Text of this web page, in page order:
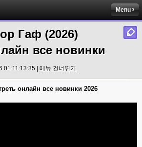
Menu
Гаф (2026)
все новинки
11:13:35 | 메뉴 건너뛰기
онлайн все новинки 2026